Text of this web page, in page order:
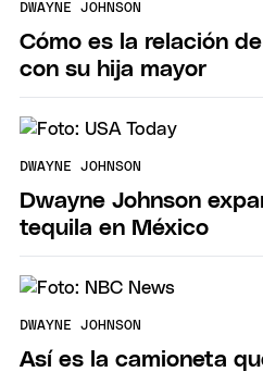
DWAYNE JOHNSON
Cómo es la relación
con su hija mayor
DWAYNE JOHNSON
Dwayne Johnson
tequila en México
DWAYNE JOHNSON
Así es la camioneta